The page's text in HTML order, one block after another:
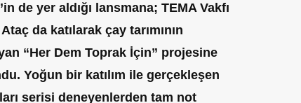
de yer aldığı lansmana; TEMA Vakfı
da katılarak çay tarımının
“Her Dem Toprak İçin” projesine
Yoğun bir katılım ile gerçekleşen
serisi deneyenlerden tam not